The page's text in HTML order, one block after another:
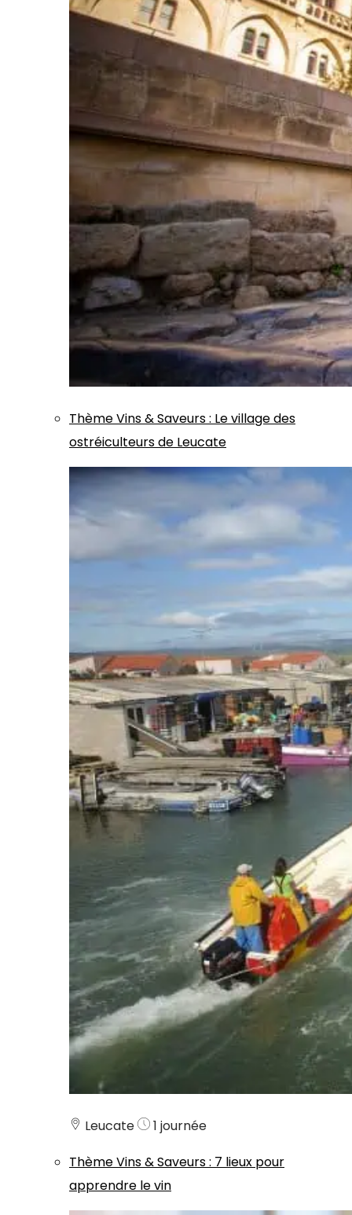
ThèmeVins & Saveurs: Le village des
ostréiculteurs de Leucate
Leucate
1 journée
ThèmeVins & Saveurs: 7 lieux pour
apprendre le vin